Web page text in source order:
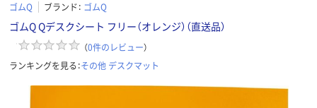
ゴムQ ブランド： ゴムQ
ゴムQ Qデスクシート フリー（オレンジ）（直送品）
（0件のレビュー）
ランキングを見る：その他 デスクマット